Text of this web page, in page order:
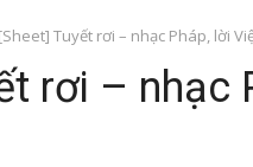
[Sheet] Tuyết rơi – nhạc Pháp, lời
rơi – nhạc